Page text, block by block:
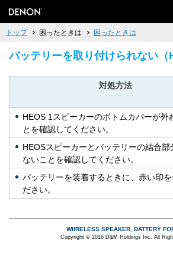
トップ 困ったときは 困ったときは
バッテリーを取り付けられない（
対処方法
HEOS 1スピーカーのボトムカバーが外
とを確認してください。
HEOSスピーカーとバッテリーの結合部
ないことを確認してください。
バッテリーを装着するときに、赤い印を
ださい。
WIIRELESS SPEAKER, BATTERY
Copyright © 2016 D&M Holdings Inc. All